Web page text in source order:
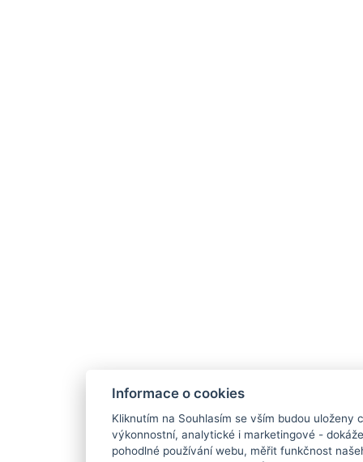
Informace o cookies
Kliknutím na Souhlasím se vším budou uloženy
výkonnostní, analytické i marketingové -
pohodlné používání webu, měřit funkčnost